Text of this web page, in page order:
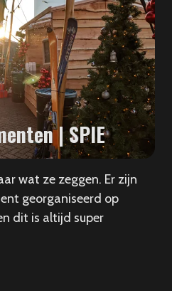
| SPIE
wat ze zeggen. Er zijn
georganiseerd op
dit is altijd super